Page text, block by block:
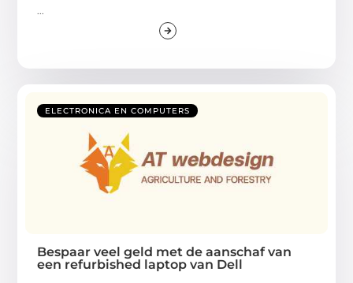
...
ELECTRONICA EN COMPUTERS
Bespaar veel geld met de aanschaf van
een refurbished laptop van Dell